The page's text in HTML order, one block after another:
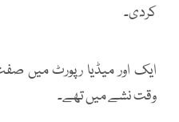
کردی۔
ایک اور میڈیا رپورٹ میں
وقت نشے میں تھے۔